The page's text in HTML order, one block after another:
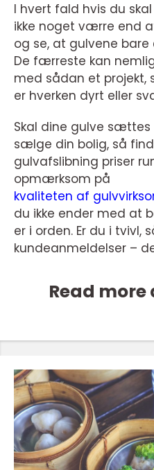
I hvert fald hvis du
ikke noget værre end
og se, at gulvene
De færreste kan
med sådan et projekt,
er hverken dyrt eller
Skal dine gulve sættes
sælge din bolig, så
gulvafslibning priser
opmærksom på
kvaliteten af
du ikke ender med at
er i orden. Er du i tvivl,
kundeanmeldelser –
Read